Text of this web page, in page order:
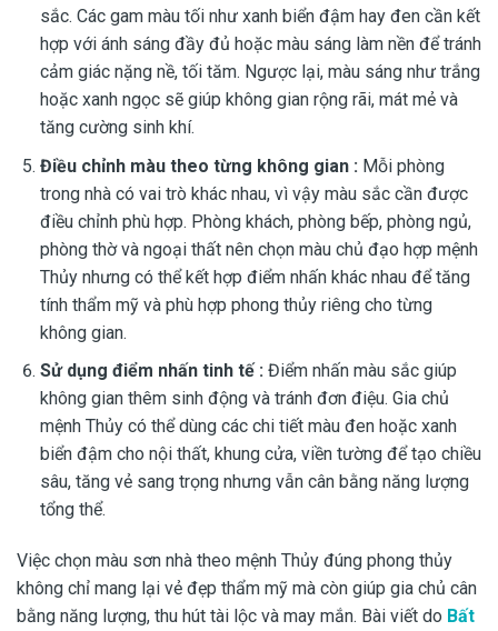
sắc. Các gam màu tối như xanh biển đậm hay đen cần kết
hợp với ánh sáng đầy đủ hoặc màu sáng làm nền để tránh
cảm giác nặng nề, tối tăm. Ngược lại, màu sáng như trắng
hoặc xanh ngọc sẽ giúp không gian rộng rãi, mát mẻ và
tăng cường sinh khí.
Điều chỉnh màu theo từng không gian : Mỗi phòng
trong nhà có vai trò khác nhau, vì vậy màu sắc cần được
điều chỉnh phù hợp. Phòng khách, phòng bếp, phòng ngủ,
phòng thờ và ngoại thất nên chọn màu chủ đạo hợp mệnh
Thủy nhưng có thể kết hợp điểm nhấn khác nhau để tăng
tính thẩm mỹ và phù hợp phong thủy riêng cho từng
không gian.
Sử dụng điểm nhấn tinh tế : Điểm nhấn màu sắc giúp
không gian thêm sinh động và tránh đơn điệu. Gia chủ
mệnh Thủy có thể dùng các chi tiết màu đen hoặc xanh
biển đậm cho nội thất, khung cửa, viền tường để tạo chiều
sâu, tăng vẻ sang trọng nhưng vẫn cân bằng năng lượng
tổng thể.
Việc chọn màu sơn nhà theo mệnh Thủy đúng phong thủy
không chỉ mang lại vẻ đẹp thẩm mỹ mà còn giúp gia chủ cân
bằng năng lượng, thu hút tài lộc và may mắn. Bài viết do Bất